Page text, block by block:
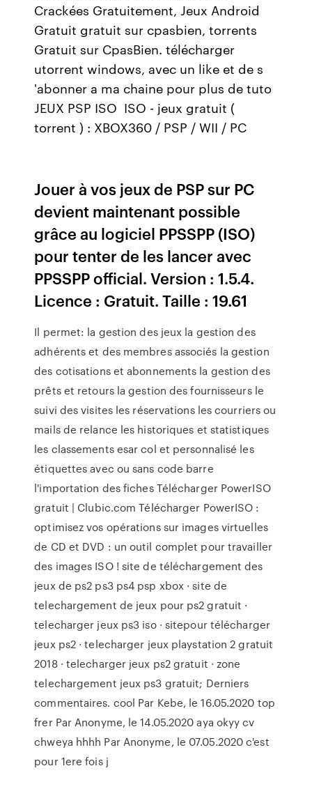
Crackées Gratuitement, Jeux Android
Gratuit gratuit sur cpasbien, torrents
Gratuit sur CpasBien. télécharger
utorrent windows, avec un like et de s
'abonner a ma chaine pour plus de tuto
JEUX PSP ISO ISO - jeux gratuit (
torrent ) : XBOX360 / PSP / WII / PC
Jouer à vos jeux de PSP sur PC
devient maintenant possible
grâce au logiciel PPSSPP (ISO)
pour tenter de les lancer avec
PPSSPP official. Version : 1.5.4.
Licence : Gratuit. Taille : 19.61
Il permet: la gestion des jeux la gestion des
adhérents et des membres associés la gestion
des cotisations et abonnements la gestion des
prêts et retours la gestion des fournisseurs le
suivi des visites les réservations les courriers ou
mails de relance les historiques et statistiques
les classements esar col et personnalisé les
étiquettes avec ou sans code barre
l'importation des fiches Télécharger PowerISO
gratuit | Clubic.com Télécharger PowerISO :
optimisez vos opérations sur images virtuelles
de CD et DVD : un outil complet pour travailler
des images ISO ! site de téléchargement des
jeux de ps2 ps3 ps4 psp xbox · site de
telechargement de jeux pour ps2 gratuit ·
telecharger jeux ps3 iso · sitepour télécharger
jeux ps2 · telecharger jeux playstation 2 gratuit
2018 · telecharger jeux ps2 gratuit · zone
telechargement jeux ps3 gratuit; Derniers
commentaires. cool Par Kebe, le 16.05.2020 top
frer Par Anonyme, le 14.05.2020 aya okyy cv
chweya hhhh Par Anonyme, le 07.05.2020 c'est
pour 1ere fois j